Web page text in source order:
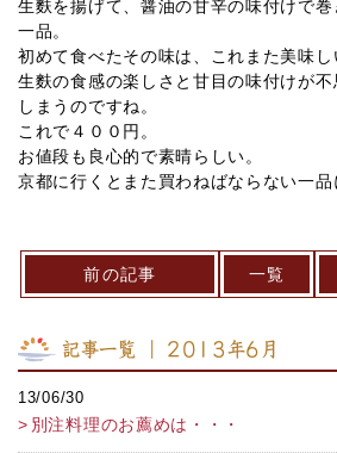
生麩を揚げて、醤油の甘辛の味付けで
一品。
初めて食べたその味は、これまた美味し
生麩の食感の楽しさと甘目の味付けが
しまうのですね。
これで４００円。
お値段も良心的で素晴らしい。
京都に行くとまた買わねばならない一品
前の記事 一覧
記事一覧 ｜ 2013年6月
13/06/30
別注料理のお薦めは・・・